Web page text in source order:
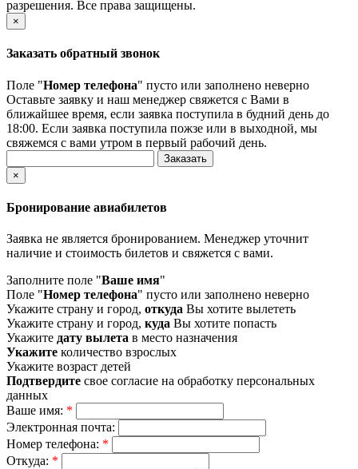
разрешения. Все права защищены.
×
Заказать обратный звонок
Поле "Номер телефона" пусто или заполнено неверно
Оставьте заявку и наш менеджер свяжется с Вами в
ближайшее время, если заявка поступила в будний день до
18:00. Если заявка поступила пожзе или в выходной, мы
свяжемся с вами утром в первый рабочий день.
×
Бронирование авиабилетов
Заявка не является бронированием. Менеджер уточнит
наличие и стоимость билетов и свяжется с вами.
Заполните поле "Ваше имя"
Поле "Номер телефона" пусто или заполнено неверно
Укажите страну и город, откуда Вы хотите вылететь
Укажите страну и город, куда Вы хотите попасть
Укажите дату вылета в место назначения
Укажите количество взрослых
Укажите возраст детей
Подтвердите свое согласие на обработку персональных
данных
Ваше имя: *
Электронная почта:
Номер телефона: *
Откуда: *